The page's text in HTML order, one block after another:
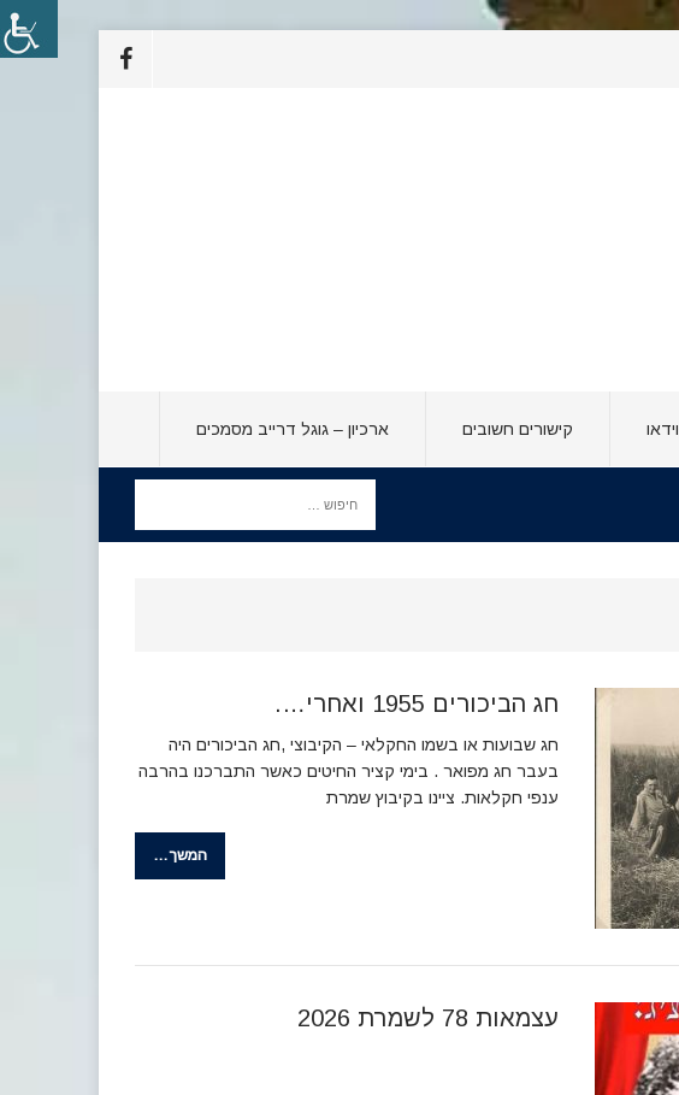
וידאו קישורים חשובים ארכיון – גוגל דרייב מסמכים
חג הביכורים 1955 ואחרי….
חג שבועות או בשמו החקלאי – הקיבוצי ,חג הביכורים היה
בעבר חג מפואר . בימי קציר החיטים כאשר התברכנו בהרבה
ענפי חקלאות. ציינו בקיבוץ שמרת
המשך…
עצמאות 78 לשמרת 2026